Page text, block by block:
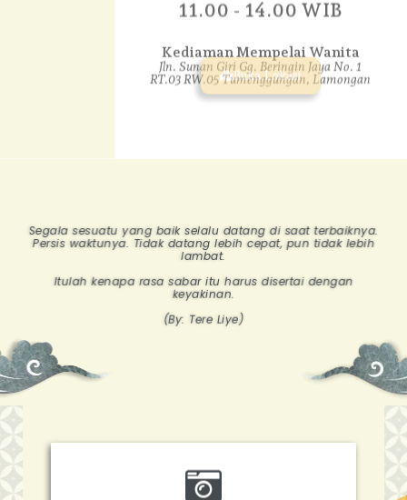
Jln. Sunan Giri Gg. Beringin Jaya No. 1
Buka Lokasi
Segala sesuatu yang baik selalu datang di saat terbaiknya.
Persis waktunya. Tidak datang lebih cepat, pun tidak lebih
lambat.
Itulah kenapa rasa sabar itu harus disertai dengan
keyakinan.
(By: Tere Liye)